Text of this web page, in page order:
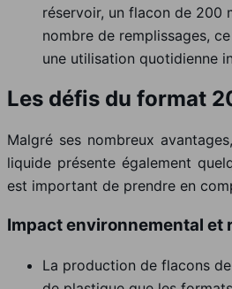
réservoir, un flacon de 200
nombre de remplissages,
une utilisation quotidienne
Les défis du format
Malgré ses nombreux
liquide présente également
est important de prendre en
Impact environnemental et
La production de flacons